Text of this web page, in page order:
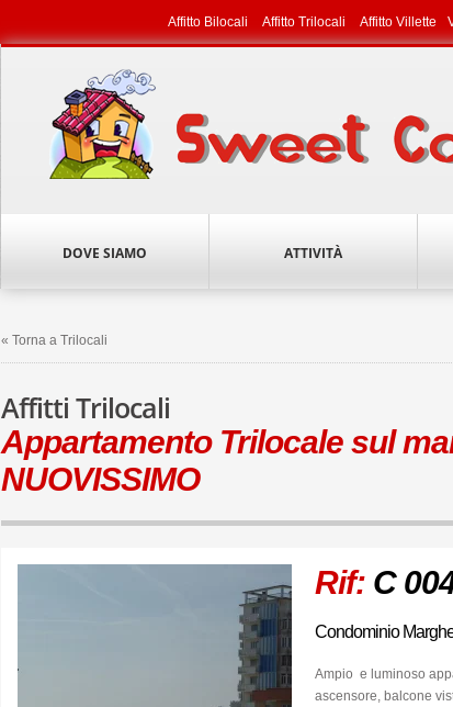
Affitto Bilocali Affitto Trilocali Affitto Villette
DOVE SIAMO ATTIVITÀ
« Torna a Trilocali
Affitti Trilocali
Appartamento Trilocale sul
NUOVISSIMO
Rif: C
Condominio
Ampio e luminoso
ascensore, balcone